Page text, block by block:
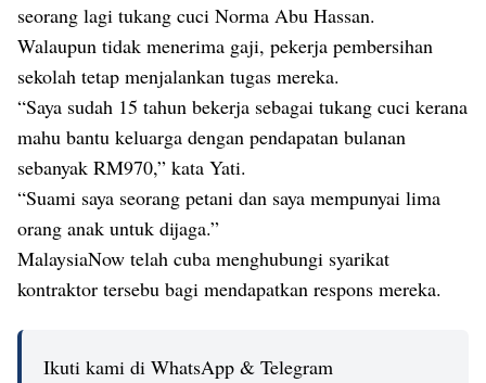
seorang lagi tukang cuci Norma Abu Hassan.
Walaupun tidak menerima gaji, pekerja pembersihan
sekolah tetap menjalankan tugas mereka.
“Saya sudah 15 tahun bekerja sebagai tukang cuci kerana
mahu bantu keluarga dengan pendapatan bulanan
sebanyak RM970,” kata Yati.
“Suami saya seorang petani dan saya mempunyai lima
orang anak untuk dijaga.”
MalaysiaNow telah cuba menghubungi syarikat
kontraktor tersebu bagi mendapatkan respons mereka.
Ikuti kami di WhatsApp & Telegram